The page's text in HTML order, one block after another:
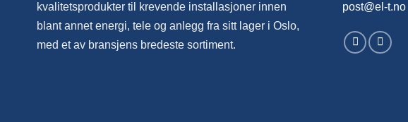
kvalitetsprodukter til krevende installasjoner innen
blant annet energi, tele og anlegg fra sitt lager i Oslo,
med et av bransjens bredeste sortiment.
post@el-t.no